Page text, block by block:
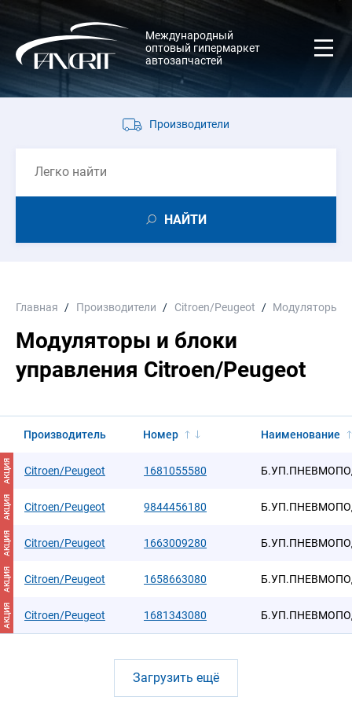
Международный
оптовый гипермаркет
автозапчастей
Производители
НАЙТИ
Главная Производители Citroen/Peugeot Модуляторы и
Модуляторы и блоки
управления Citroen/Peugeot
Производитель Номер Наименование
АКЦИЯ Citroen/Peugeot 1681055580
АКЦИЯ Citroen/Peugeot 9844456180
АКЦИЯ Citroen/Peugeot 1663009280
АКЦИЯ Citroen/Peugeot 1658663080
АКЦИЯ Citroen/Peugeot 1681343080
Загрузить ещё